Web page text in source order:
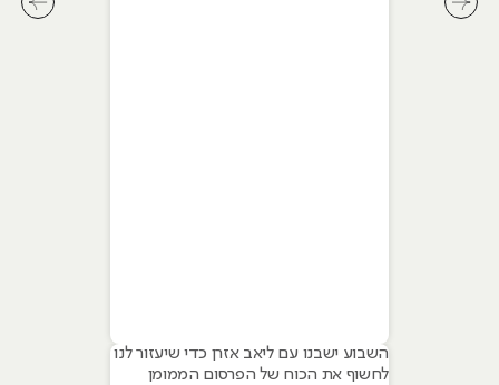
השבוע ישבנו עם ליאב אזרן כדי שיעזור לנו
לחשוף את הכוח של הפרסום הממומן
לחץ לחץ לשיקופית קודמת בסליידר מאמרים